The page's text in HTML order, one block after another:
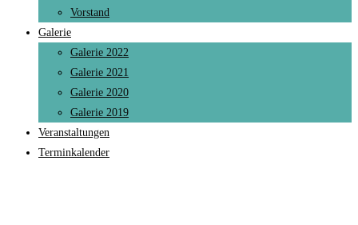
Vorstand
Galerie
Galerie 2022
Galerie 2021
Galerie 2020
Galerie 2019
Veranstaltungen
Terminkalender